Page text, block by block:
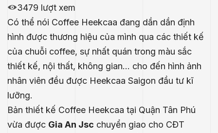
3479 lượt xem
Có thể nói Coffee Heekcaa đang dần dần định
hình được thương hiệu của mình qua các thiết kế
của chuỗi coffee, sự nhất quán trong màu sắc
thiết kế, nội thất, không gian… cho đến hình ảnh
nhân viên đều được Heekcaa Saigon đầu tư kĩ
lưỡng.
Bản thiết kế Coffee Heekcaa tại Quận Tân Phú
vừa được Gia An Jsc chuyển giao cho CĐT